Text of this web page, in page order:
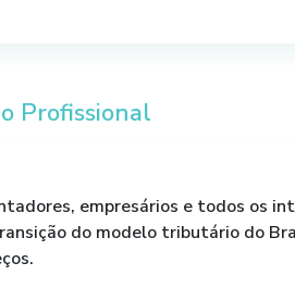
Profissional
empresários e todos os
do modelo tributário do